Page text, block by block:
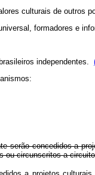
culturais de outros
formadores e
independentes.
serão concedidos a
ou circunscritos a